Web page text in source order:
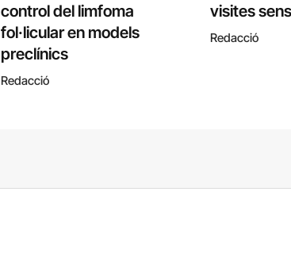
control del limfoma
fol·licular en models
preclínics
Redacció
visites
Redacció